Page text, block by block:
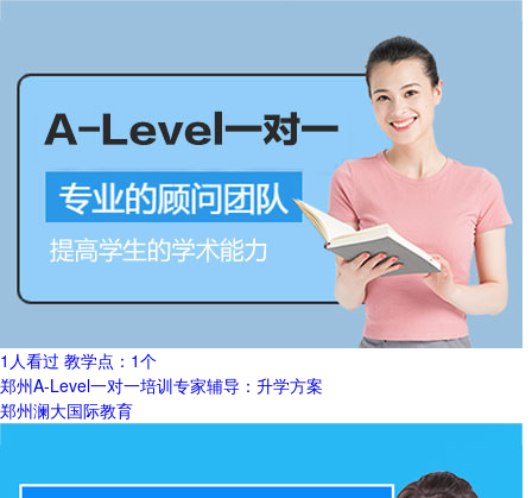
1人看过 教学点： 1个
郑州A-Level一对一培训专家辅导：升学方案
郑州澜大国际教育